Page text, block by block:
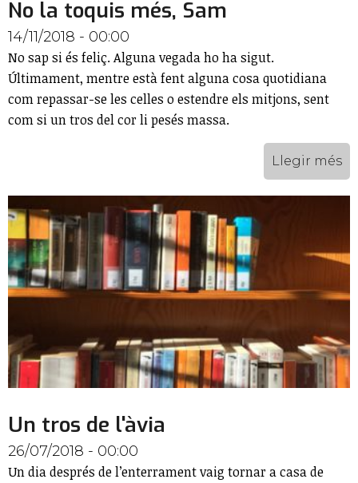
No la toquis més, Sam
14/11/2018 - 00:00
No sap si és feliç. Alguna vegada ho ha sigut.
Últimament, mentre està fent alguna cosa quotidiana
com repassar-se les celles o estendre els mitjons, sent
com si un tros del cor li pesés massa.
Llegir més
Un tros de l'àvia
26/07/2018 - 00:00
Un dia després de l’enterrament vaig tornar a casa de